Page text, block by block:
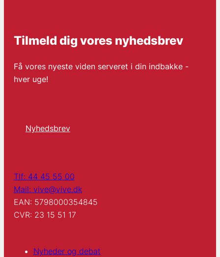
Tilmeld dig vores nyhedsbrev
Få vores nyeste viden serveret i din indbakke -
hver uge!
Nyhedsbrev
Tlf: 44 45 55 00
Mail: vive@vive.dk
EAN: 5798000354845
CVR: 23 15 51 17
Nyheder og debat